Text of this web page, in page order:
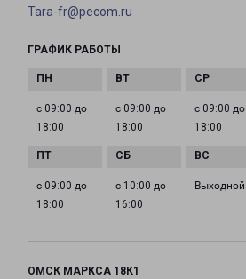
Tara-fr@pecom.ru
ГРАФИК РАБОТЫ
с 09:00 до
18:00
с 09:00 до
18:00
с 09:00 до
18:00
с 09:00 до
18:00
с 10:00 до
16:00
Выходной
ОМСК МАРКСА 18К1